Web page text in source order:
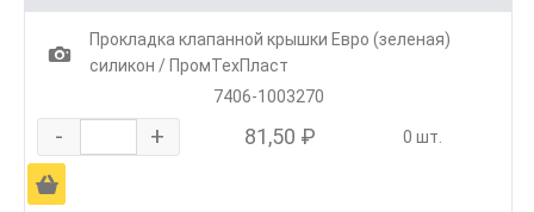
1
Прокладка клапанной крышки Евро (зеленая)
силикон / ПромТехПласт
7406-1003270
- + 81,50 ₽ 0 шт.
Ä